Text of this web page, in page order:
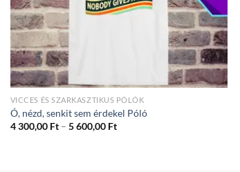
VICCES ÉS SZARKASZTIKUS PÓLÓK
Ó, nézd, senkit sem érdekel Póló
4 300,00 Ft – 5 600,00 FtÁrtartomány: